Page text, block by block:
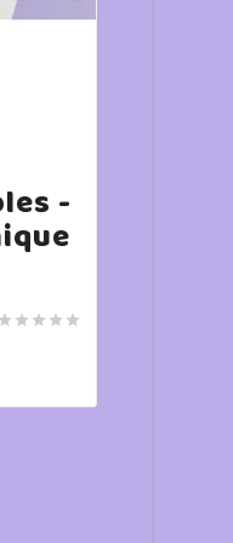
-
    